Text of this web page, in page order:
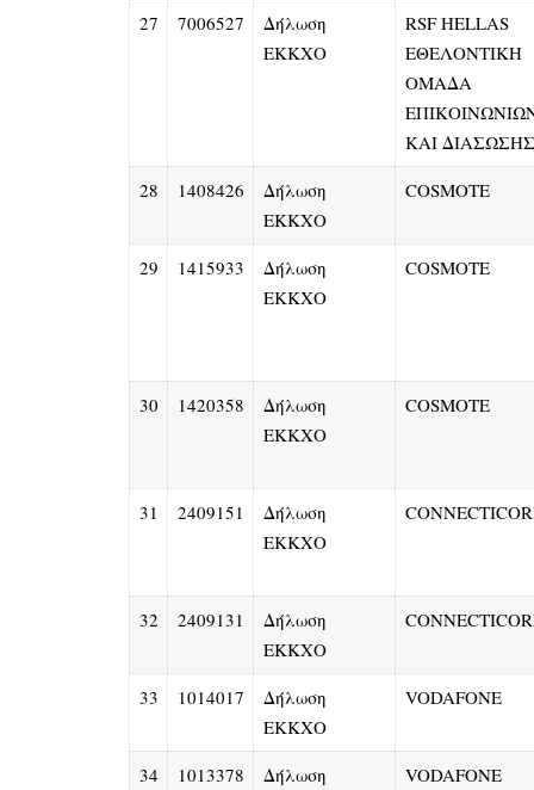
27 7006527
Δήλωση
ΕΚΚΧΟ
RSF HELLAS
ΕΘΕΛΟΝΤΙΚΗ
ΟΜΑΔΑ
ΚΑΙ ΔΙΑΣΩΣΗΣ
28
1408426
Δήλωση
ΕΚΚΧΟ
COSMOTE
29 1415933
Δήλωση
ΕΚΚΧΟ
COSMOTE
30 1420358
Δήλωση
ΕΚΚΧΟ
COSMOTE
31 2409151
Δήλωση
ΕΚΚΧΟ
32 2409131
Δήλωση
ΕΚΚΧΟ
33 1014017
Δήλωση
ΕΚΚΧΟ
VODAFONE
34 1013378
Δήλωση
VODAFONE